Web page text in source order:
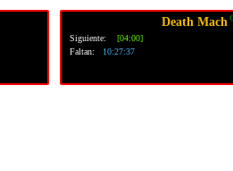
Death Mach
Siguiente:
[04:00]
Faltan: 10:27:36